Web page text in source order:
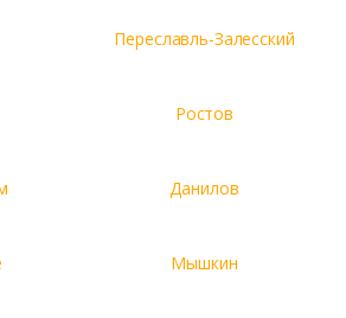
Переславль-Залесский
Ростов
Данилов
Мышкин